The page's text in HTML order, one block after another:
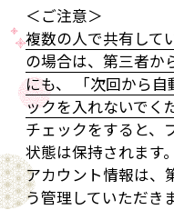
＜ご注意＞
複数の人で共有して
の場合は、第三者か
にも、 「次回から
ックを入れないでく
チェックをすると、
状態は保持されます。
アカウント情報は、
う管理していただき